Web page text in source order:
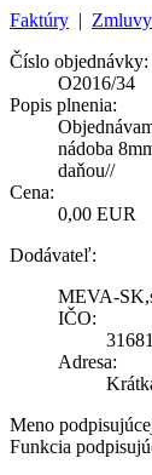
Faktúry | Zmluvy
Číslo objednávky:
O2016/34
Popis plnenia:
nádoba
daňou//
Cena:
0,00 EUR
Dodávateľ:
MEVA-
IČO:
Adresa:
Meno
Funkcia